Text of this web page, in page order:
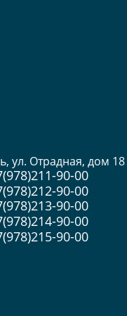
ул. Отрадная, дом 18
90-00
90-00
90-00
90-00
90-00